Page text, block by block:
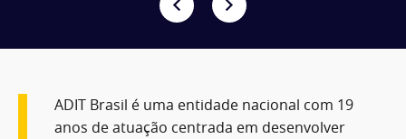
ADIT Brasil é uma entidade nacional com 19
anos de atuação centrada em desenvolver